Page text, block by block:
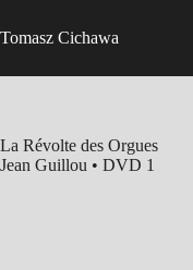
au
contenu
Tomasz Cichawa
La Révolte des Orgues
Jean Guillou • DVD 1